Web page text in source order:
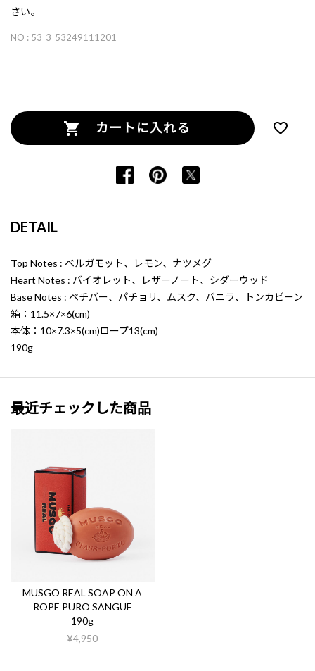
さい。
NO : 53_3_53249111201
カートに入れる
DETAIL
Top Notes : ベルガモット、レモン、ナツメグ
Heart Notes : バイオレット、レザーノート、シダーウッド
Base Notes : ベチバー、パチョリ、ムスク、バニラ、トンカビーン
箱：11.5×7×6(cm)
本体：10×7.3×5(cm)ロープ13(cm)
190g
最近チェックした商品
MUSGO REAL SOAP ON A
ROPE PURO SANGUE
190g
¥4,950